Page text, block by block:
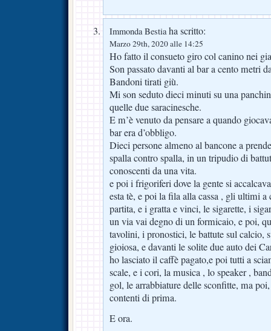
Immonda Bestiaha scritto:
Marzo 29th, 2020 alle 14:25
Ho fatto il consueto giro col canino nei
Son passato davanti al bar a cento metri
Bandoni tirati giù.
Mi son seduto dieci minuti su una
quelle due saracinesche.
E m’è venuto da pensare a quando
bar era d’obbligo.
Dieci persone almeno al bancone a
spalla contro spalla, in un tripudio di
conoscenti da una vita.
e poi i frigoriferi dove la gente si
esta tè, e poi la fila alla cassa , gli ultimi
partita, e i gratta e vinci, le sigarette, i
un via vai degno di un formicaio, e poi,
tavolini, i pronostici, le battute sul calcio,
gioiosa, e davanti le solite due auto dei
ho lasciato il caffè pagato,e poi tutti a
scale, e i cori, la musica , lo speaker ,
gol, le arrabbiature delle sconfitte, ma
contenti di prima.
E ora.